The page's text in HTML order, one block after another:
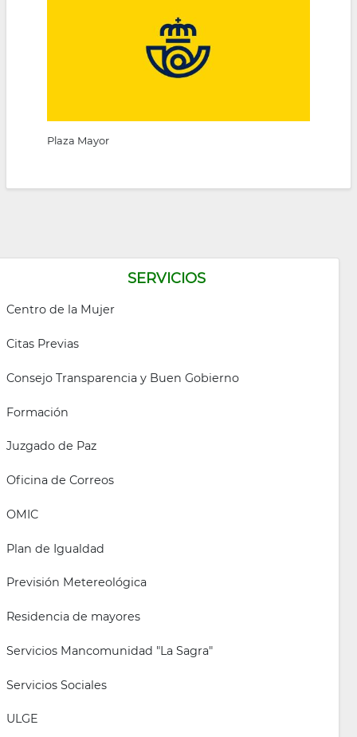
SERVICIOS
Centro de la Mujer
Citas Previas
Consejo Transparencia y Buen Gobierno
Formación
Juzgado de Paz
Oficina de Correos
OMIC
Plan de Igualdad
Previsión Metereológica
Residencia de mayores
Servicios Mancomunidad "La Sagra"
Servicios Sociales
ULGE
Plaza Mayor